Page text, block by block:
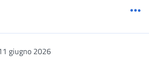
giugno 2026